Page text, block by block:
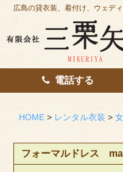
ホーム
はじめての方へ
着付け
広島の貸衣装、着付け、ウェデ
電話する
HOME> レンタル衣装 >
フォーマルドレス